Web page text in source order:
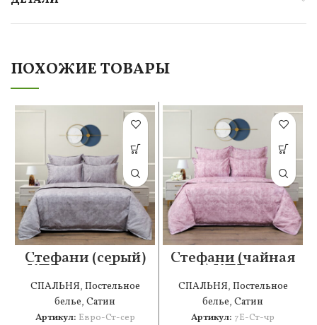
ПОХОЖИЕ ТОВАРЫ
Стефани (серый)
КПБ сатин Евро
СПАЛЬНЯ, Постельное
белье, Сатин
Артикул: Евро-Ст-сер
Стефани (чайная
роза) КПБ сатин
7Е
СПАЛЬНЯ, Постельное
белье, Сатин
Артикул: 7Е-Ст-чр